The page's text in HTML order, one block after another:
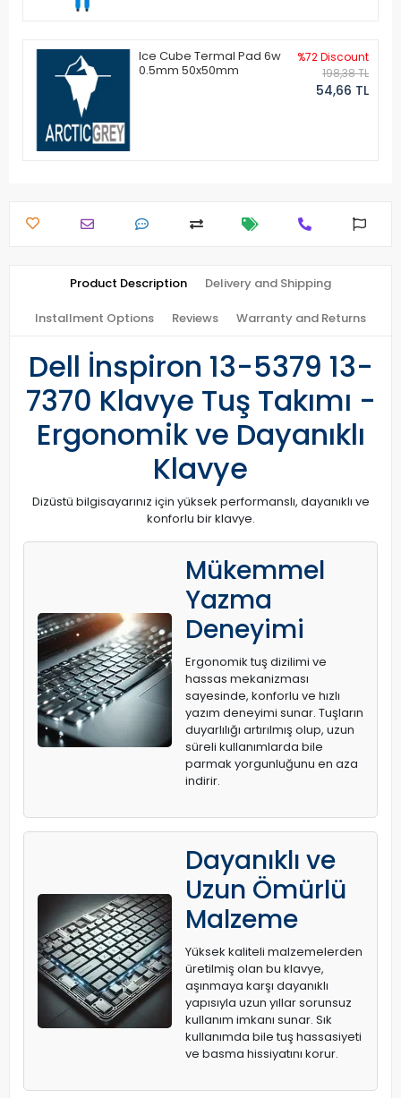
Ice Cube Termal Pad 6w
0.5mm 50x50mm
%72 Discount
198,38 TL
54,66 TL
Product Description Delivery and Shipping
Installment Options Reviews Warranty and Returns
Dell İnspiron 13-5379 13-
7370 Klavye Tuş Takımı -
Ergonomik ve Dayanıklı
Klavye
Dizüstü bilgisayarınız için yüksek performanslı, dayanıklı ve
konforlu bir klavye.
Mükemmel
Yazma
Deneyimi
Ergonomik tuş dizilimi ve
hassas mekanizması
sayesinde, konforlu ve hızlı
yazım deneyimi sunar. Tuşların
duyarlılığı artırılmış olup, uzun
süreli kullanımlarda bile
parmak yorgunluğunu en aza
indirir.
Dayanıklı ve
Uzun Ömürlü
Malzeme
Yüksek kaliteli malzemelerden
üretilmiş olan bu klavye,
aşınmaya karşı dayanıklı
yapısıyla uzun yıllar sorunsuz
kullanım imkanı sunar. Sık
kullanımda bile tuş hassasiyeti
ve basma hissiyatını korur.